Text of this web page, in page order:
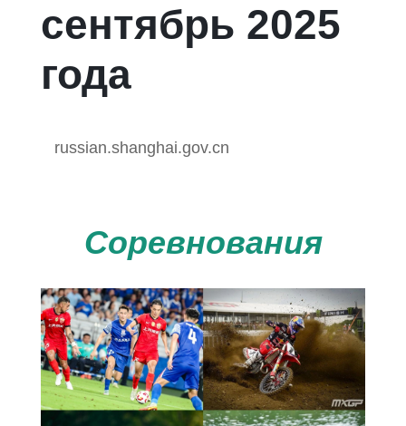
сентябрь 2025
года
russian.shanghai.gov.cn
Соревнования